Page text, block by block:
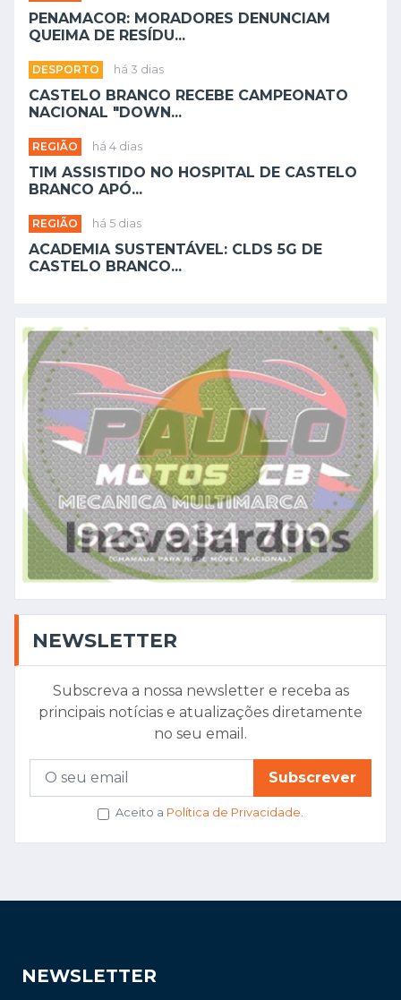
PENAMACOR: MORADORES DENUNCIAM
QUEIMA DE RESÍDU...
DESPORTO há 3 dias
CASTELO BRANCO RECEBE CAMPEONATO
NACIONAL "DOWN...
REGIÃO há 4 dias
TIM ASSISTIDO NO HOSPITAL DE CASTELO
BRANCO APÓ...
REGIÃO há 5 dias
ACADEMIA SUSTENTÁVEL: CLDS 5G DE
CASTELO BRANCO...
NEWSLETTER
Subscreva a nossa newsletter e receba as
principais notícias e atualizações diretamente
no seu email.
Subscrever
Aceito a Política de Privacidade
NEWSLETTER